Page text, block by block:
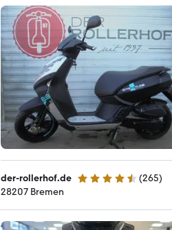
der-rollerhof.de 4.6 Sterne (265)
28207 Bremen